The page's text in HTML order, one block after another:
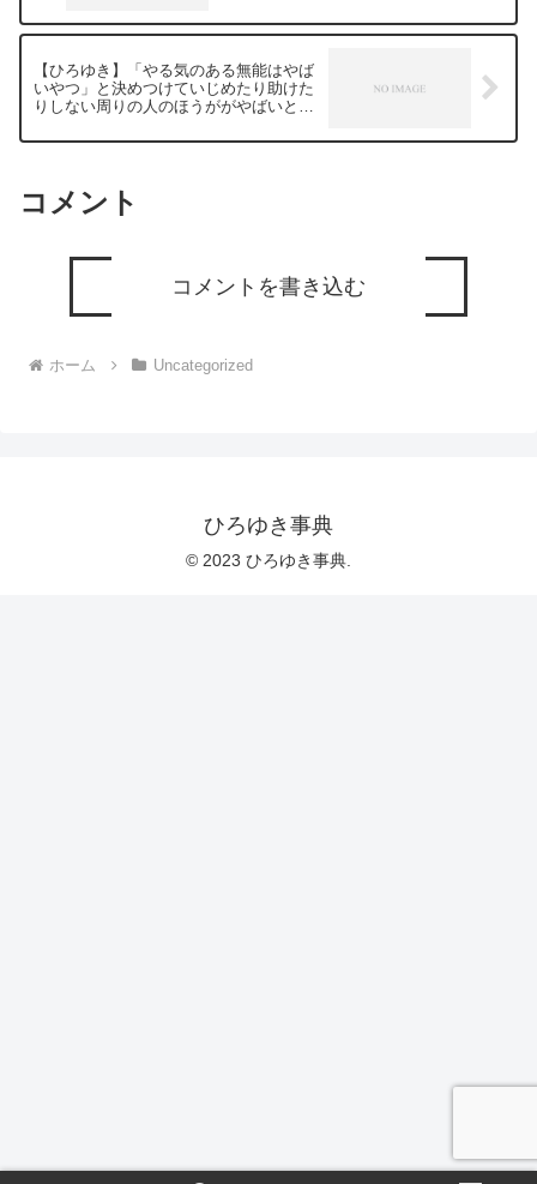
ゆき切り抜き 20240112
【ひろゆき】「やる気のある無能はやば
いやつ」と決めつけていじめたり助けた
りしない周りの人のほうががやばいと思
切り抜き 20240112
コメント
コメントを書き込む
ホーム Uncategorized
ひろゆき事典
© 2023 ひろゆき事典.